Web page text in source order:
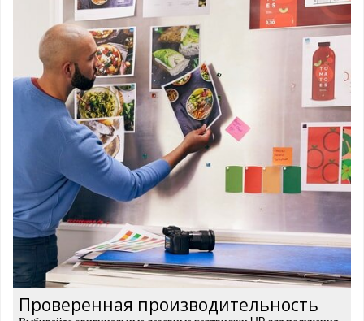
Проверенная производительность